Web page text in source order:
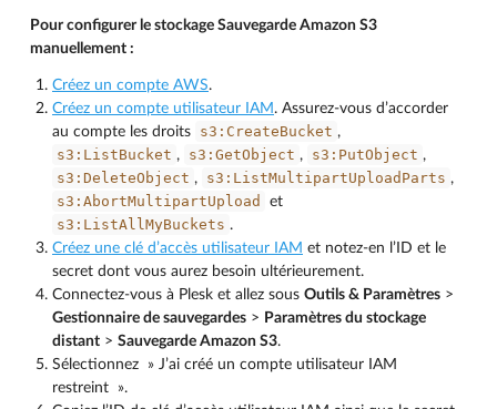
Pour configurer le stockage Sauvegarde Amazon S3
manuellement :
Créez un compte AWS.
Créez un compte utilisateur IAM. Assurez-vous d’accorder
au compte les droits
s3:CreateBucket ,
s3:ListBucket , s3:GetObject , s3:PutObject ,
s3:DeleteObject , s3:ListMultipartUploadParts ,
s3:AbortMultipartUpload et
s3:ListAllMyBuckets .
Créez une clé d’accès utilisateur IAM et notez-en l’ID et le
secret dont vous aurez besoin ultérieurement.
Connectez-vous à Plesk et allez sous Outils & Paramètres >
Gestionnaire de sauvegardes > Paramètres du stockage
distant > Sauvegarde Amazon S3.
Sélectionnez » J’ai créé un compte utilisateur IAM
restreint ».